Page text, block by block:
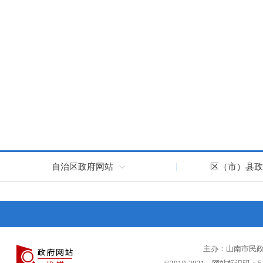
自治区政府网站 区（市）县
主办：山南市民